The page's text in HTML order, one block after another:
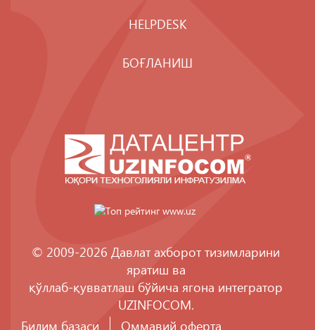
HELPDESK
БОҒЛАНИШ
© 2009-2026 Давлат ахборот тизимларини
яратиш ва
қўллаб-қувватлаш бўйича ягона интегратор
UZINFOCOM.
Билим базаси
Оммавий оферта